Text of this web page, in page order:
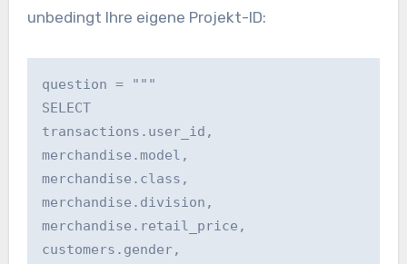
unbedingt Ihre eigene Projekt-ID:
question = """
SELECT
transactions.user_id,
merchandise.model,
merchandise.class,
merchandise.division,
merchandise.retail_price,
customers.gender,